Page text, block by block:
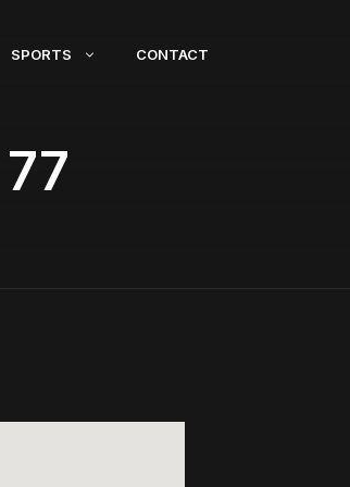
SPORTS CONTACT